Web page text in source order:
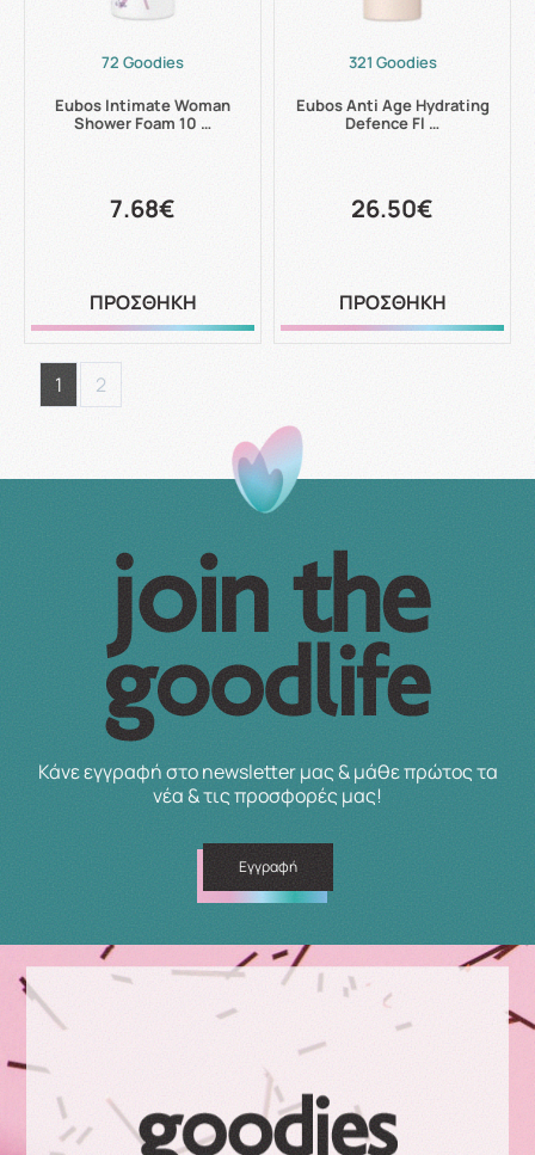
72 Goodies
Eubos Intimate Woman
Shower Foam 10 …
7.68€
ΠΡΟΣΘΗΚΗ
321 Goodies
Eubos Anti Age Hydrating
Defence Fl …
26.50€
ΠΡΟΣΘΗΚΗ
1 2
Κάνε εγγραφή στο newsletter μας & μάθε πρώτος τα
νέα & τις προσφορές μας!
Εγγραφή